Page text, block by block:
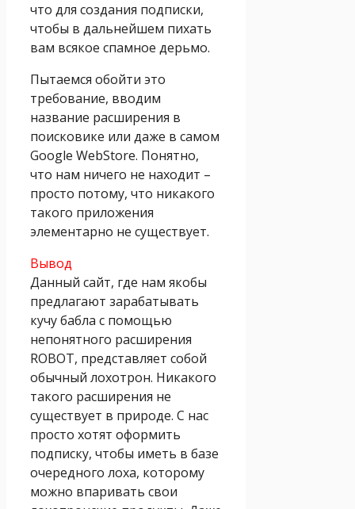
что для создания подписки,
чтобы в дальнейшем пихать
вам всякое спамное дерьмо.
Пытаемся обойти это
требование, вводим
название расширения в
поисковике или даже в самом
Google WebStore. Понятно,
что нам ничего не находит –
просто потому, что никакого
такого приложения
элементарно не существует.
Вывод
Данный сайт, где нам якобы
предлагают зарабатывать
кучу бабла с помощью
непонятного расширения
ROBOT, представляет собой
обычный лохотрон. Никакого
такого расширения не
существует в природе. С нас
просто хотят оформить
подписку, чтобы иметь в базе
очередного лоха, которому
можно впаривать свои